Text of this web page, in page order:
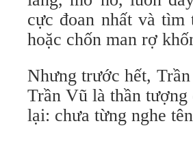
cực đoan nhất và
hoặc chốn man rợ
Nhưng trước hết,
Trần Vũ là thần tượng
lại: chưa từng nghe